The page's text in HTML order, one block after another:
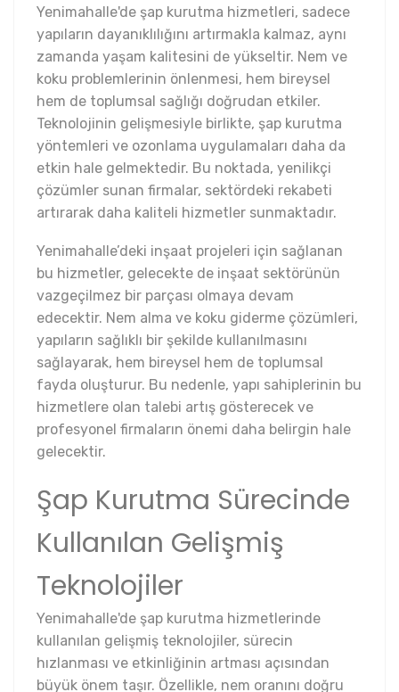
Yenimahalle'de şap kurutma hizmetleri, sadece
yapıların dayanıklılığını artırmakla kalmaz, aynı
zamanda yaşam kalitesini de yükseltir. Nem ve
koku problemlerinin önlenmesi, hem bireysel
hem de toplumsal sağlığı doğrudan etkiler.
Teknolojinin gelişmesiyle birlikte, şap kurutma
yöntemleri ve ozonlama uygulamaları daha da
etkin hale gelmektedir. Bu noktada, yenilikçi
çözümler sunan firmalar, sektördeki rekabeti
artırarak daha kaliteli hizmetler sunmaktadır.
Yenimahalle’deki inşaat projeleri için sağlanan
bu hizmetler, gelecekte de inşaat sektörünün
vazgeçilmez bir parçası olmaya devam
edecektir. Nem alma ve koku giderme çözümleri,
yapıların sağlıklı bir şekilde kullanılmasını
sağlayarak, hem bireysel hem de toplumsal
fayda oluşturur. Bu nedenle, yapı sahiplerinin bu
hizmetlere olan talebi artış gösterecek ve
profesyonel firmaların önemi daha belirgin hale
gelecektir.
Şap Kurutma Sürecinde
Kullanılan Gelişmiş
Teknolojiler
Yenimahalle'de şap kurutma hizmetlerinde
kullanılan gelişmiş teknolojiler, sürecin
hızlanması ve etkinliğinin artması açısından
büyük önem taşır. Özellikle, nem oranını doğru